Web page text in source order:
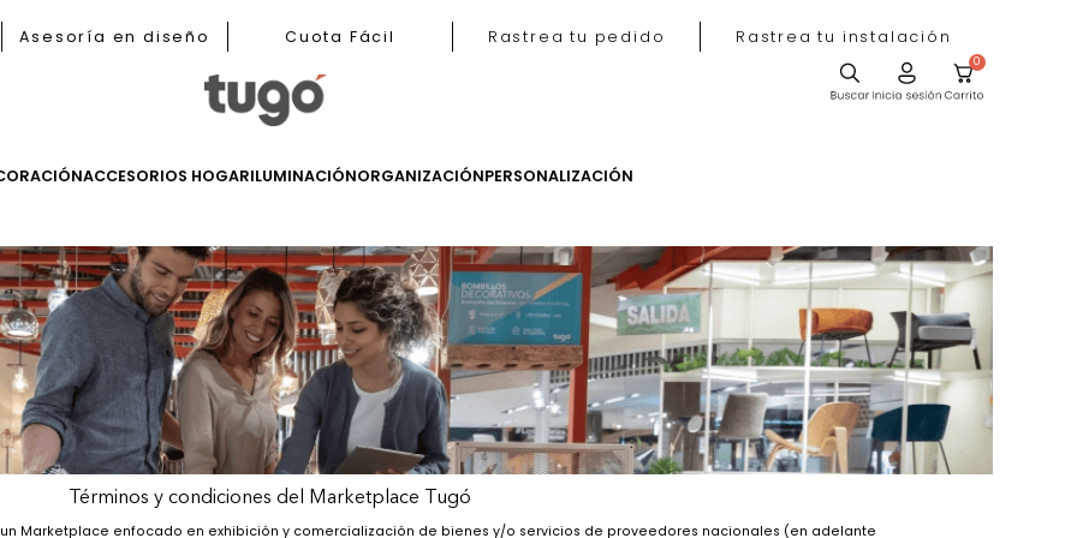
Asesoría en diseño Cuota Fácil Rastrea tu pedido Rastrea tu